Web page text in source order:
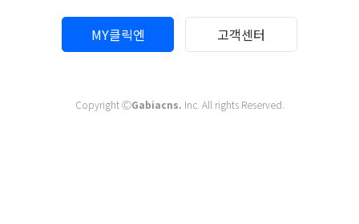
MY클릭엔 고객센터
Copyright ⒸGabiacns. Inc. All rights Reserved.